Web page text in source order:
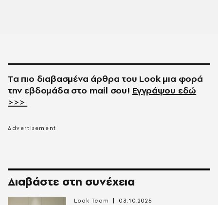
Τα πιο διαβασμένα άρθρα του Look μια φορά
την εβδομάδα στο mail σου! Εγγράψου εδώ
>>>
Διαβάστε στη συνέχεια
Look Team 03.10.2025